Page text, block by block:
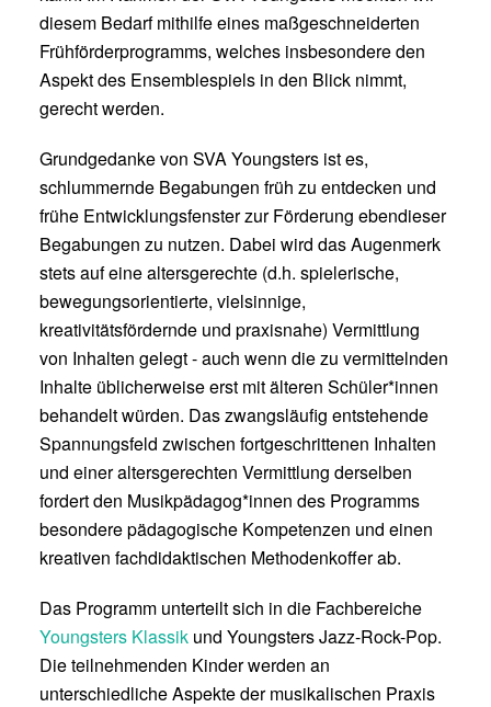
diesem Bedarf mithilfe eines maßgeschneiderten
Frühförderprogramms, welches insbesondere den
Aspekt des Ensemblespiels in den Blick nimmt,
gerecht werden.
Grundgedanke von SVA Youngsters ist es,
schlummernde Begabungen früh zu entdecken und
frühe Entwicklungsfenster zur Förderung ebendieser
Begabungen zu nutzen. Dabei wird das Augenmerk
stets auf eine altersgerechte (d.h. spielerische,
bewegungsorientierte, vielsinnige,
kreativitätsfördernde und praxisnahe) Vermittlung
von Inhalten gelegt - auch wenn die zu vermittelnden
Inhalte üblicherweise erst mit älteren Schüler*innen
behandelt würden. Das zwangsläufig entstehende
Spannungsfeld zwischen fortgeschrittenen Inhalten
und einer altersgerechten Vermittlung derselben
fordert den Musikpädagog*innen des Programms
besondere pädagogische Kompetenzen und einen
kreativen fachdidaktischen Methodenkoffer ab.
Das Programm unterteilt sich in die Fachbereiche
Youngsters Klassik und Youngsters Jazz-Rock-Pop.
Die teilnehmenden Kinder werden an
unterschiedliche Aspekte der musikalischen Praxis